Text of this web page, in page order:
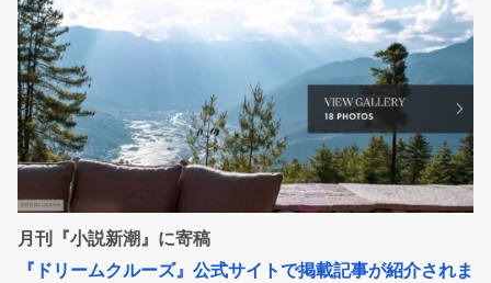
月刊『小説新潮』に寄稿
『ドリームクルーズ』公式サイトで掲載記事が紹介されま